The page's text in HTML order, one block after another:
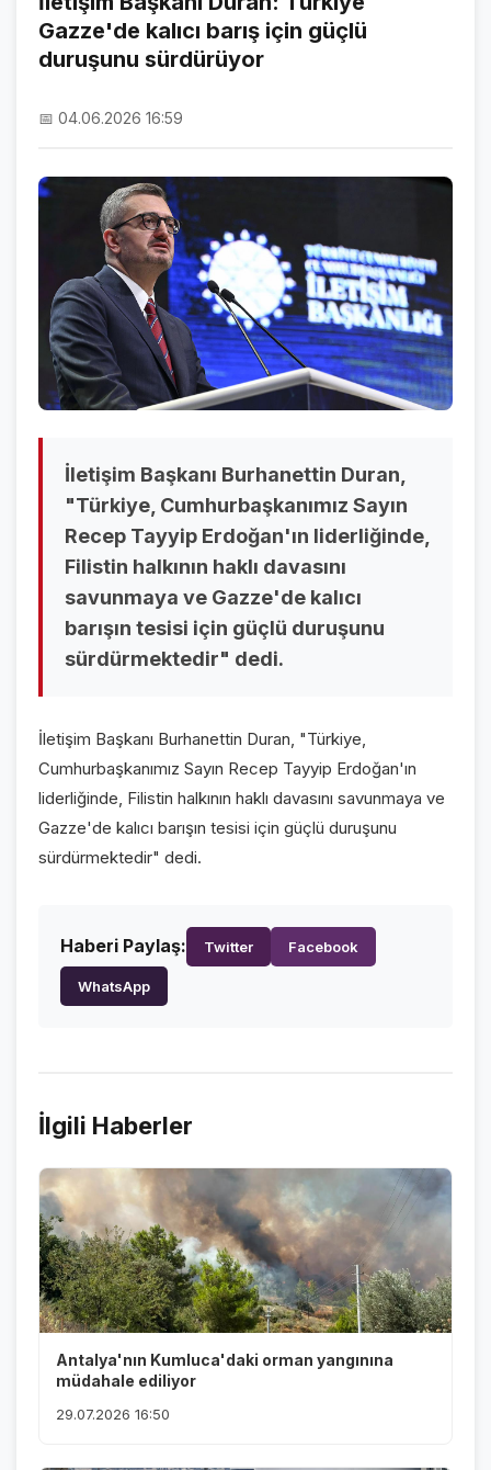
NAMAZ VAKİTLERİ
ASTROLOJİ
HAVA DURUMU
NÖBETÇİ ECZANELER
SON DAKİKA
SON DAKİKA HABERLERİ
VİDEO GALERİ
FOTO GALERİ
VİDEO GALERİ
FOTO GALERİ
KURUMSAL
HAKKIMIZDA
İLETİŞİM
Gazze'de kalıcı barış için güçlü
duruşunu sürdürüyor
📅 04.06.2026 16:59
İletişim Başkanı Burhanettin Duran,
"Türkiye, Cumhurbaşkanımız Sayın
Recep Tayyip Erdoğan'ın liderliğinde,
Filistin halkının haklı davasını
savunmaya ve Gazze'de kalıcı
barışın tesisi için güçlü duruşunu
sürdürmektedir" dedi.
İletişim Başkanı Burhanettin Duran, "Türkiye,
Cumhurbaşkanımız Sayın Recep Tayyip Erdoğan'ın
liderliğinde, Filistin halkının haklı davasını savunmaya ve
Gazze'de kalıcı barışın tesisi için güçlü duruşunu
sürdürmektedir" dedi.
Haberi Paylaş: Twitter Facebook
WhatsApp
İlgili Haberler
Antalya'nın Kumluca'daki orman yangınına
müdahale ediliyor
29.07.2026 16:50